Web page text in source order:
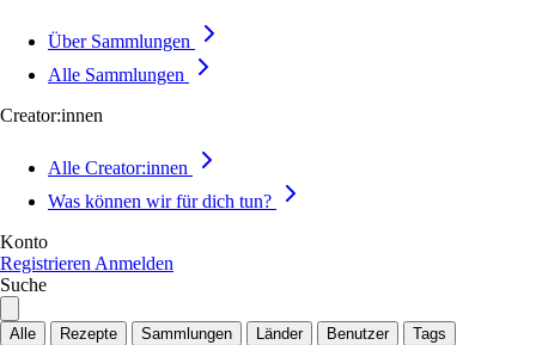
Über Sammlungen
Alle Sammlungen
Creator:innen
Alle Creator:innen
Was können wir für dich tun?
Konto
Registrieren Anmelden
Suche
Alle Rezepte Sammlungen Länder Benutzer Tags